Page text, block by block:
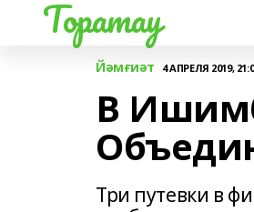
Торатау
Йәмғиәт 4 АПРЕЛЯ 2019,
В
Три путевки в